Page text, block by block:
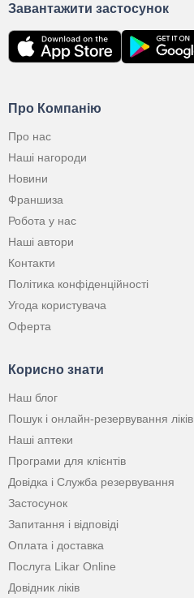
Про Компанію
Про нас
Наші нагороди
Новини
Франшиза
Робота у нас
Наші автори
Контакти
Політика конфіденційності
Угода користувача
Оферта
Корисно знати
Наш блог
Пошук і онлайн-резервування ліків
Наші аптеки
Програми для клієнтів
Довідка і Служба резервування
Застосунок
Запитання і відповіді
Оплата і доставка
Послуга Likar Online
Довідник ліків
Завантажити застосунок